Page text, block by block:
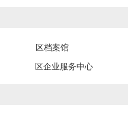
区档案馆
区企业服务中心